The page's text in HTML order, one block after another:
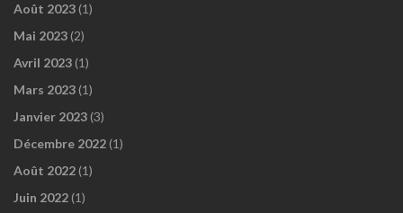
Août 2023 (1)
Mai 2023 (2)
Avril 2023 (1)
Mars 2023 (1)
Janvier 2023 (3)
Décembre 2022 (1)
Août 2022 (1)
Juin 2022 (1)